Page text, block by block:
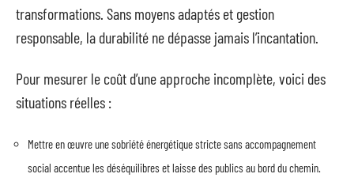
transformations. Sans moyens adaptés et gestion
responsable, la durabilité ne dépasse jamais l’incantation.
Pour mesurer le coût d’une approche incomplète, voici des
situations réelles :
Mettre en œuvre une sobriété énergétique stricte sans accompagnement
social accentue les déséquilibres et laisse des publics au bord du chemin.